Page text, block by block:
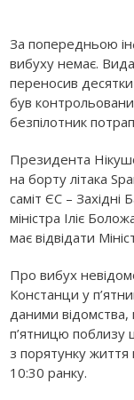
За попередньою
вибуху немає.
переносив десятки
був
безпілотник
Президента
на борту літака
саміт ЄС – Західні
міністра Іліє
має відвідати
Про вибух
Констанци у
даними відомства,
п’ятницю поблизу
з порятунку життя
10:30 ранку.